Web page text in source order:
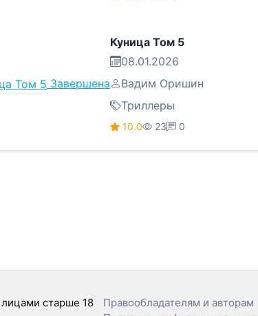
Завершена
Куница Том 5
08.01.2026
Вадим Оришин
Триллеры
10.0 23 0
старше 18
Правообладателям и авторам